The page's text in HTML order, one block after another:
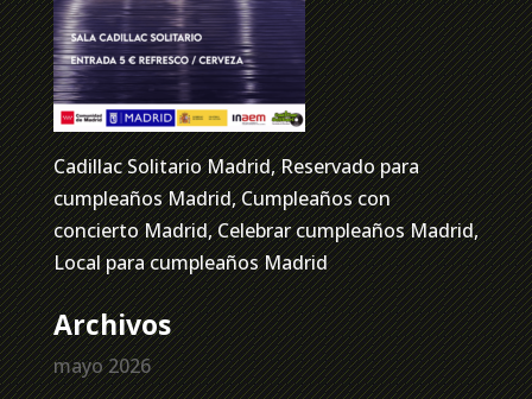
Cadillac Solitario Madrid, Reservado para
cumpleaños Madrid, Cumpleaños con
concierto Madrid, Celebrar cumpleaños Madrid,
Local para cumpleaños Madrid
Archivos
mayo 2026